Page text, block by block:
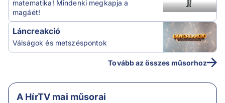
matematika! Mindenki megkapja a
magáét!
Láncreakció
Válságok és metszéspontok
Tovább az összes műsorhoz
A HírTV mai műsorai